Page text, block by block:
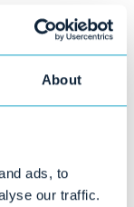
About
ads, to
our traffic.
comfort en met
dat uw wereld
en